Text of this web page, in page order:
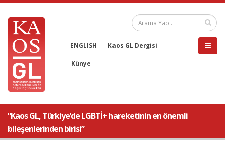
ENGLISH Kaos GL Dergisi
Künye
“Kaos GL, Türkiye’de LGBTİ+ hareketinin en önemli
bileşenlerinden birisi”